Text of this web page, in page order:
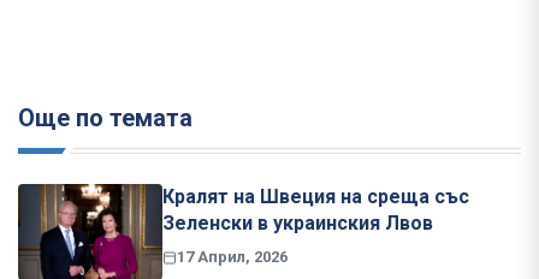
Още по темата
Кралят на Швеция на среща със
Зеленски в украинския Лвов
17 Април, 2026